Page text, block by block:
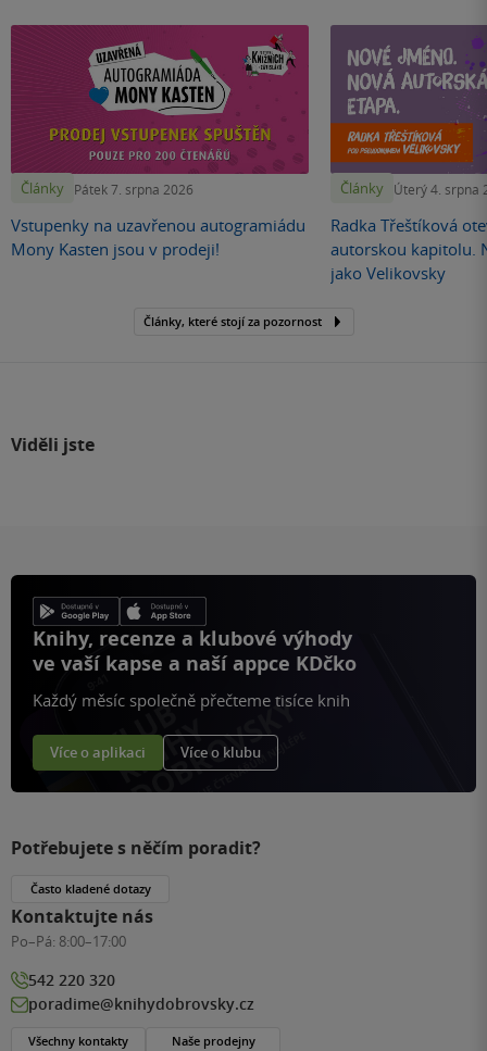
Články Pátek 7. srpna 2026
Vstupenky na uzavřenou autogramiádu
Mony Kasten jsou v prodeji!
Články Úterý 4. srpna
Radka Třeštíková
autorskou kapitolu.
jako Velikovsky
Články, které stojí za pozornost
Viděli jste
Knihy, recenze a klubové výhody
ve vaší kapse a naší appce KDčko
Každý měsíc společně přečteme tisíce knih
Více o aplikaci Více o klubu
Potřebujete s něčím poradit?
Často kladené dotazy
Kontaktujte nás
Po–Pá: 8:00–17:00
542 220 320
poradime@knihydobrovsky.cz
Všechny kontakty Naše prodejny